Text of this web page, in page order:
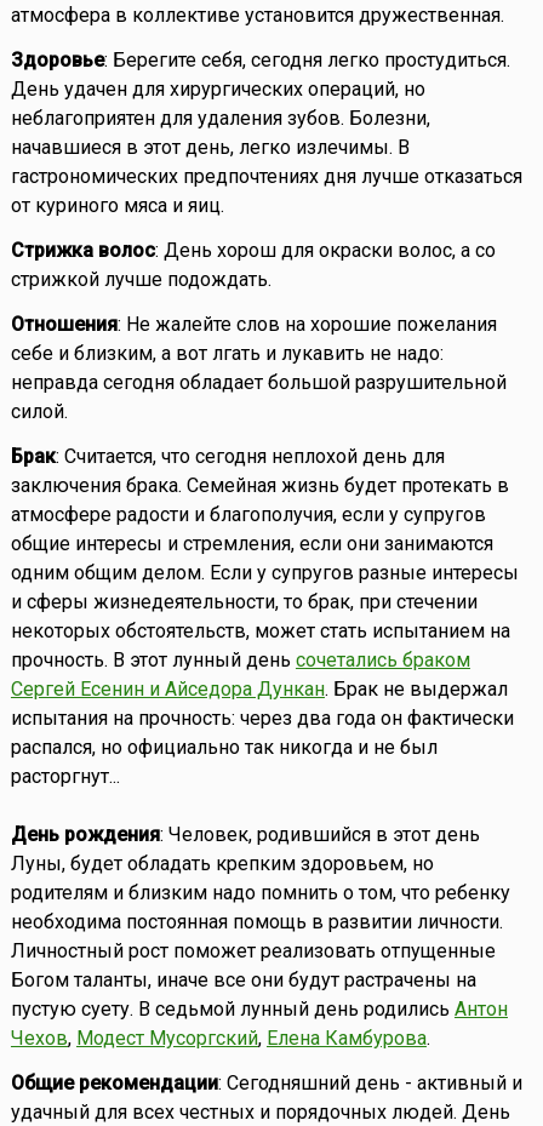
атмосфера в коллективе установится дружественная.
Здоровье: Берегите себя, сегодня легко простудиться.
День удачен для хирургических операций, но
неблагоприятен для удаления зубов. Болезни,
начавшиеся в этот день, легко излечимы. В
гастрономических предпочтениях дня лучше отказаться
от куриного мяса и яиц.
Стрижка волос: День хорош для окраски волос, а со
стрижкой лучше подождать.
Отношения: Не жалейте слов на хорошие пожелания
себе и близким, а вот лгать и лукавить не надо:
неправда сегодня обладает большой разрушительной
силой.
Брак: Считается, что сегодня неплохой день для
заключения брака. Семейная жизнь будет протекать в
атмосфере радости и благополучия, если у супругов
общие интересы и стремления, если они занимаются
одним общим делом. Если у супругов разные интересы
и сферы жизнедеятельности, то брак, при стечении
некоторых обстоятельств, может стать испытанием на
прочность. В этот лунный день сочетались браком
Сергей Есенин и Айседора Дункан. Брак не выдержал
испытания на прочность: через два года он фактически
распался, но официально так никогда и не был
расторгнут...
День рождения: Человек, родившийся в этот день
Луны, будет обладать крепким здоровьем, но
родителям и близким надо помнить о том, что ребенку
необходима постоянная помощь в развитии личности.
Личностный рост поможет реализовать отпущенные
Богом таланты, иначе все они будут растрачены на
пустую суету. В седьмой лунный день родились Антон
Чехов, Модест Мусоргский, Елена Камбурова.
Общие рекомендации: Сегодняшний день - активный и
удачный для всех честных и порядочных людей. День